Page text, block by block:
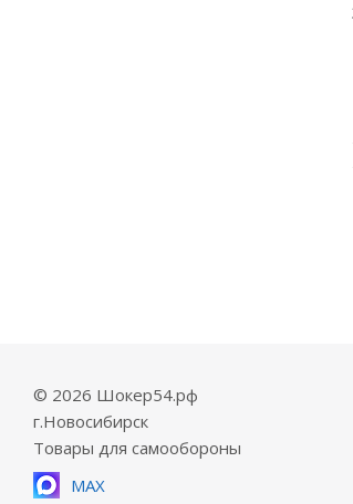
© 2026 Шокер54.рф
г.Новосибирск
Товары для самообороны
MAX